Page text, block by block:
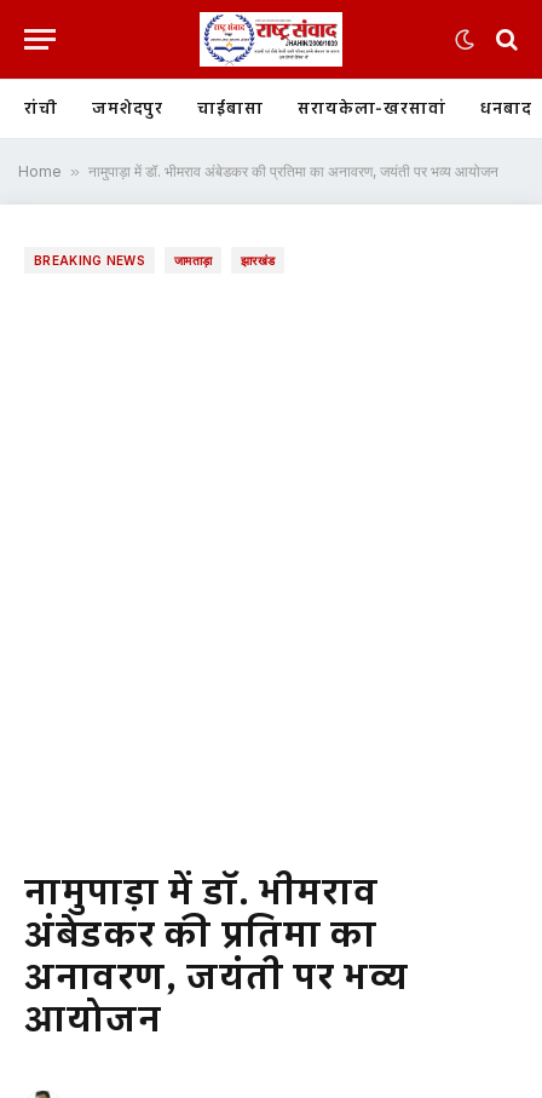
रांची जमशेदपुर चाईबासा सरायकेला-खरसावां धनबाद
Home » नामुपाड़ा में डॉ. भीमराव अंबेडकर की प्रतिमा का अनावरण, जयंती पर भव्य आयोजन
BREAKING NEWS जामताड़ा झारखंड
नामुपाड़ा में डॉ. भीमराव
अंबेडकर की प्रतिमा का
अनावरण, जयंती पर भव्य
आयोजन